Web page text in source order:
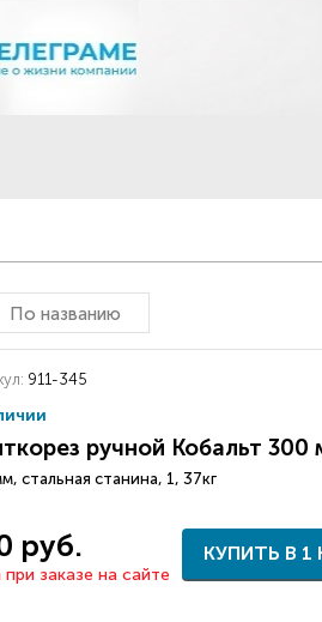
По названию
911-345
ручной Кобальт 300
стальная станина, 1, 37кг
руб.
заказе на сайте
КУПИТЬ В 1